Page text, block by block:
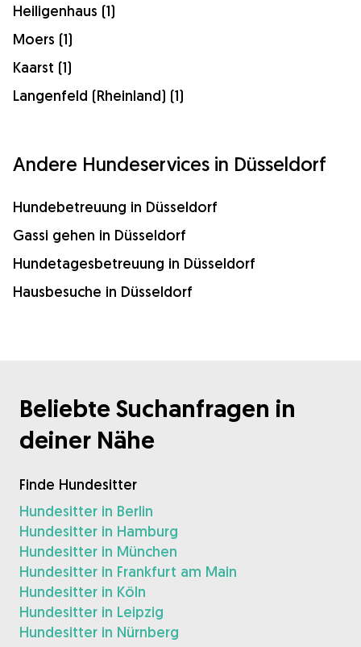
Heiligenhaus (1)
Moers (1)
Kaarst (1)
Langenfeld (Rheinland) (1)
Andere Hundeservices in Düsseldorf
Hundebetreuung in Düsseldorf
Gassi gehen in Düsseldorf
Hundetagesbetreuung in Düsseldorf
Hausbesuche in Düsseldorf
Beliebte Suchanfragen in
deiner Nähe
Finde Hundesitter
Hundesitter in Berlin
Hundesitter in Hamburg
Hundesitter in München
Hundesitter in Frankfurt am Main
Hundesitter in Köln
Hundesitter in Leipzig
Hundesitter in Nürnberg